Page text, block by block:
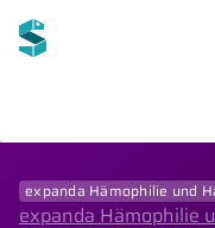
expanda Hämophilie und